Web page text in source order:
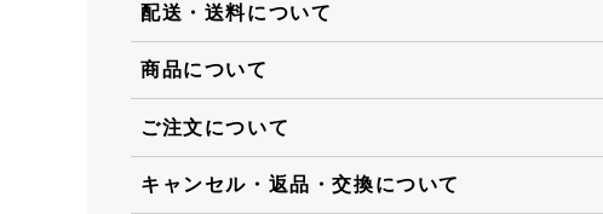
配送・送料について
商品について
ご注文について
キャンセル・返品・交換について